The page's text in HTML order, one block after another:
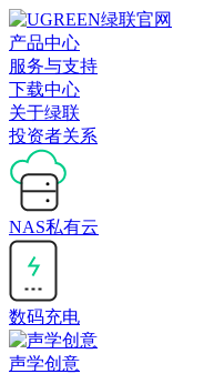
产品中心
服务与支持
下载中心
关于绿联
投资者关系
NAS私有云
数码充电
声学创意